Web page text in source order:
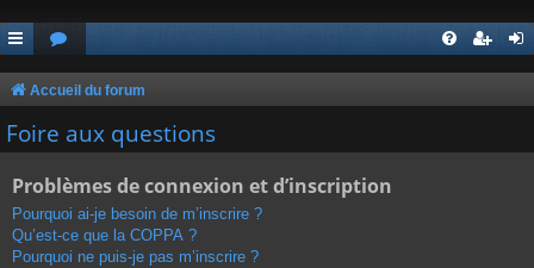
Accueil du forum
Foire aux questions
Problèmes de connexion et d’inscription
Pourquoi ai-je besoin de m’inscrire ?
Qu’est-ce que la COPPA ?
Pourquoi ne puis-je pas m’inscrire ?